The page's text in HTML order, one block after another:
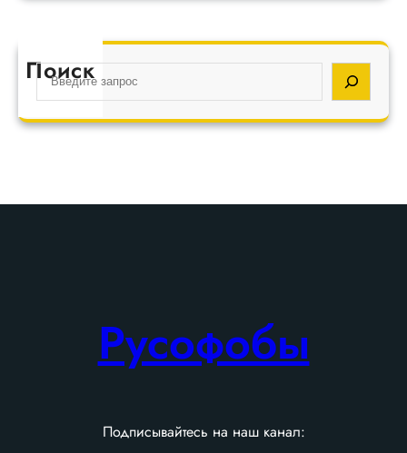
Поиск
S
e
a
Русофобы
Подписывайтесь на наш канал: